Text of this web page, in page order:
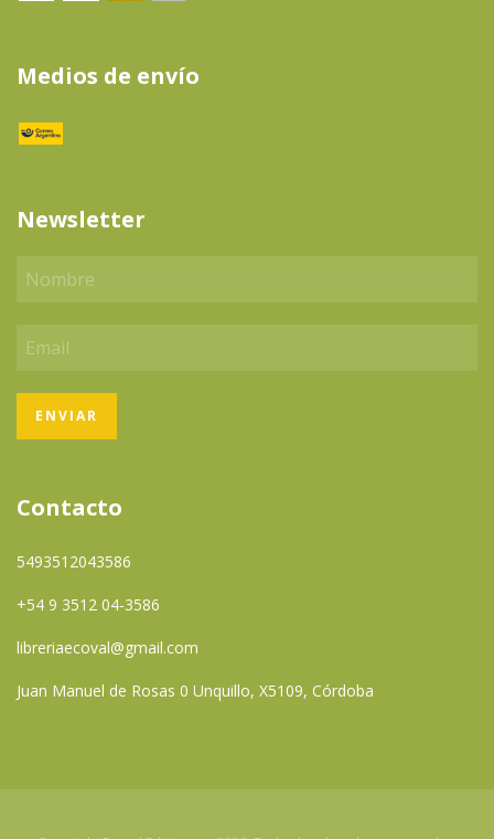
Medios de envío
Newsletter
Contacto
5493512043586
+54 9 3512 04-3586
libreriaecoval@gmail.com
Juan Manuel de Rosas 0 Unquillo, X5109, Córdoba